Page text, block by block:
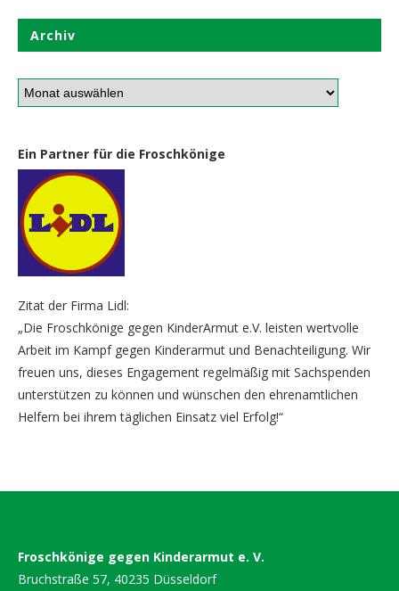
Archiv
Ein Partner für die Froschkönige
Zitat der Firma Lidl:
„Die Froschkönige gegen KinderArmut e.V. leisten wertvolle
Arbeit im Kampf gegen Kinderarmut und Benachteiligung. Wir
freuen uns, dieses Engagement regelmäßig mit Sachspenden
unterstützen zu können und wünschen den ehrenamtlichen
Helfern bei ihrem täglichen Einsatz viel Erfolg!“
Froschkönige gegen Kinderarmut e. V.
Bruchstraße 57, 40235 Düsseldorf